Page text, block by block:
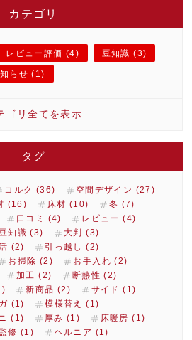
カテゴリ
レビュー評価 (4) 豆知識 (3)
らせ (1)
ゴリ全てを表示
タグ
コルク (36)
空間デザイン (27)
(16) 床材 (10)
冬 (7)
口コミ (4)
レビュー (4)
知識 (3)
大判 (3)
(2)
引っ越し (2)
お掃除 (2)
お手入れ (2)
加工 (2)
断熱性 (2)
新商品 (2)
サイド (1)
(1)
模様替え (1)
(1) 厚み (1)
床暖房 (1)
修 (1)
ヘルニア (1)